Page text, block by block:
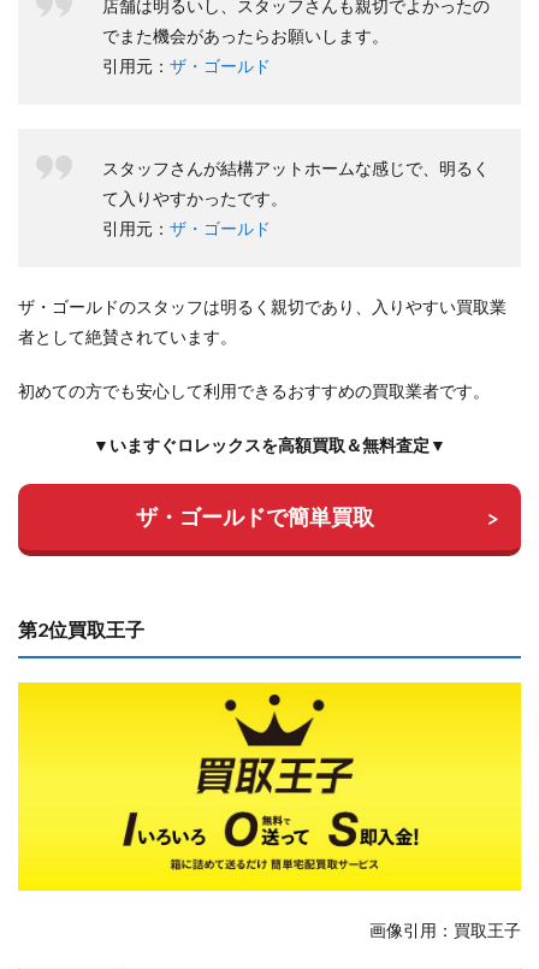
店舗は明るいし、スタッフさんも親切でよかったの
でまた機会があったらお願いします。
引用元： ザ・ゴールド
スタッフさんが結構アットホームな感じで、明るく
て入りやすかったです。
引用元： ザ・ゴールド
ザ・ゴールドのスタッフは明るく親切であり、入りやすい買取業
者として絶賛されています。
初めての方でも安心して利用できるおすすめの買取業者です。
▼いますぐロレックスを高額買取＆無料査定▼
ザ・ゴールドで簡単買取
第2位買取王子
画像引用：買取王子